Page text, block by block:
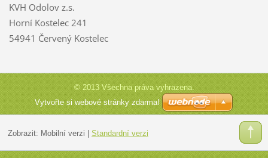
KVH Odolov z.s.
Horní Kostelec 241
54941 Červený Kostelec
© 2013 Všechna práva vyhrazena.
Vytvořte si webové stránky zdarma!
Zobrazit: Mobilní verzi Standardní verzi